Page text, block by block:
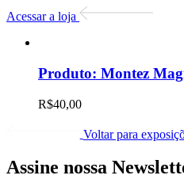
Acessar a loja
Produto: Montez
R$40,00
Voltar para
Assine nossa